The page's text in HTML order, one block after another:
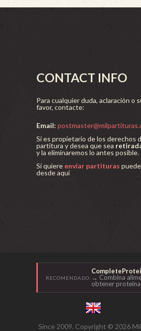
CONTACT INFO
Para cualquier duda, aclaración o
favor, contacte:
Email:
Si es propietario de los derechos
partitura y desea que sea
y la eliminaremos lo antes posible.
Si quiere enviar partituras
desde aquí
RECOMENDADO: → Combina
obtener
Since 2009. Copyright © 2026